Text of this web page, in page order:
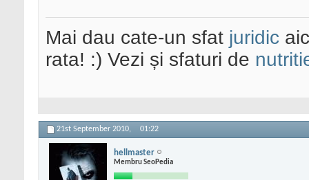
Mai dau cate-un sfat juridic
rata! :) Vezi și sfaturi de
21st September 2010, 01:22
hellmaster
Membru SeoPedia